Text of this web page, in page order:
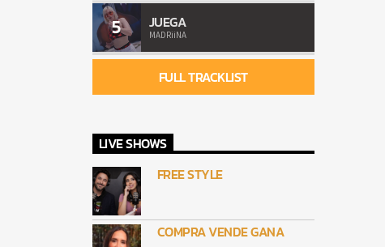
5 JUEGA
MADRiiNA
FULL TRACKLIST
LIVE SHOWS
FREE STYLE
COMPRA VENDE GANA